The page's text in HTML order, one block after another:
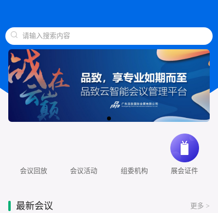
请输入搜索内容
会议回放 会议活动 组委机构 展会证件
最新会议 更多 >